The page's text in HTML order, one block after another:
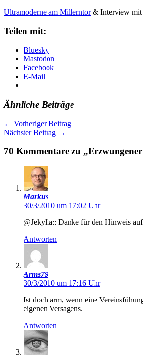
Ultramoderne am Millerntor& Interview mit
Teilen mit:
Bluesky
Mastodon
Facebook
E-Mail
Ähnliche Beiträge
← Vorheriger Beitrag
Nächster Beitrag →
70 Kommentare zu
Markus
30/3/2010 um 17:02 Uhr
@Jekylla:: Danke für den Hinweis
Antworten
Arms79
30/3/2010 um 17:16 Uhr
Ist doch arm, wenn eine
eigenen Versagens.
Antworten